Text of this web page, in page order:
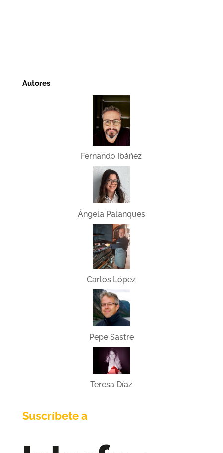
Autores
Fernando Ibáñez
Ángela Palanques
Carlos López
Pepe Sastre
Teresa Díaz
Suscríbete a